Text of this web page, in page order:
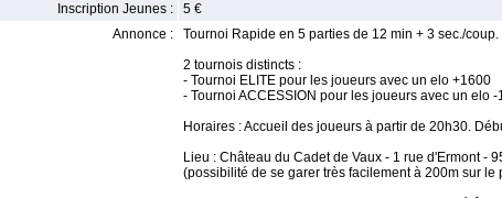
Inscription Jeunes :
5 €
Annonce :
Tournoi Rapide en 5 parties de 12 min + 3 sec./
2 tournois distincts :
- Tournoi ELITE pour les joueurs avec un elo +1600
- Tournoi ACCESSION pour les joueurs avec un elo
Horaires : Accueil des joueurs à partir de 20h30.
Lieu : Château du Cadet de Vaux - 1 rue d'Ermont -
(possibilité de se garer très facilement à 200m sur le